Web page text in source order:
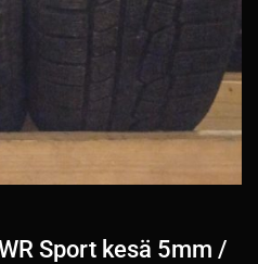
Sport kesä 5mm /